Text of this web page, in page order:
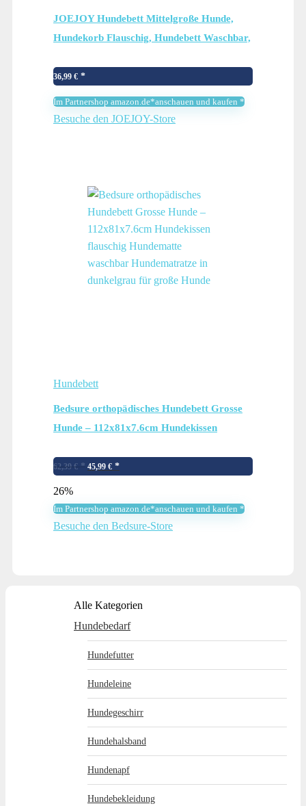
JOEJOY Hundebett Mittelgroße Hunde,
Hundekorb Flauschig, Hundebett Waschbar,
Hundekörbchen, 76x61x23cm, Hundebett
für Mittelgroße Hunde und Katzen
36,99 €
Im Partnershop amazon.de*anschauen und kaufen *
Besuche den JOEJOY-Store
Hundebett
Bedsure orthopädisches Hundebett Grosse
Hunde – 112x81x7.6cm Hundekissen
Hundematratze in dunkelgrau für große
Hunde
62,39 €
Ursprünglicher
62,39 €
45,99 €
Aktueller
45,99 €.
26%
Im Partnershop amazon.de*anschauen und kaufen *
Besuche den Bedsure-Store
Alle Kategorien
Hundebedarf
Hundefutter
Hundeleine
Hundegeschirr
Hundehalsband
Hundenapf
Hundebekleidung